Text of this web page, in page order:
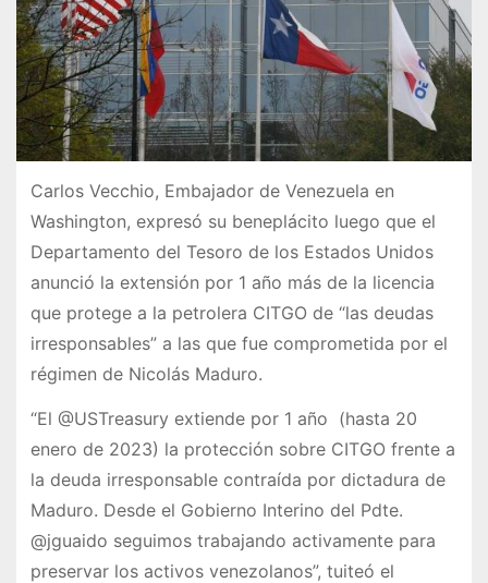
Carlos Vecchio, Embajador de Venezuela en
Washington, expresó su beneplácito luego que el
Departamento del Tesoro de los Estados Unidos
anunció la extensión por 1 año más de la licencia
que protege a la petrolera CITGO de “las deudas
irresponsables” a las que fue comprometida por el
régimen de Nicolás Maduro.
“El @USTreasury extiende por 1 año (hasta 20
enero de 2023) la protección sobre CITGO frente a
la deuda irresponsable contraída por dictadura de
Maduro. Desde el Gobierno Interino del Pdte.
@jguaido seguimos trabajando activamente para
preservar los activos venezolanos”, tuiteó el